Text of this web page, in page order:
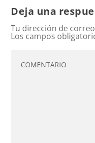
Deja una
Tu dirección de
Los campos